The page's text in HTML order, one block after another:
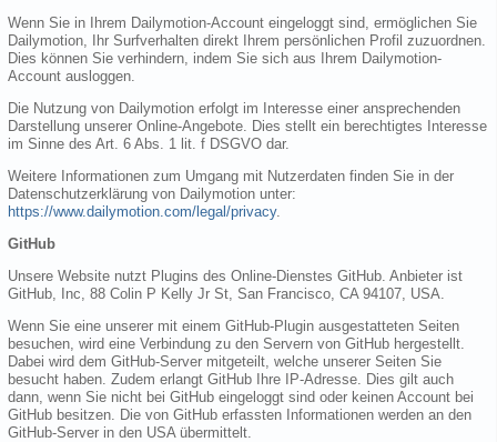
Wenn Sie in Ihrem Dailymotion-Account eingeloggt sind, ermöglichen Sie
Dailymotion, Ihr Surfverhalten direkt Ihrem persönlichen Profil zuzuordnen.
Dies können Sie verhindern, indem Sie sich aus Ihrem Dailymotion-
Account ausloggen.
Die Nutzung von Dailymotion erfolgt im Interesse einer ansprechenden
Darstellung unserer Online-Angebote. Dies stellt ein berechtigtes Interesse
im Sinne des Art. 6 Abs. 1 lit. f DSGVO dar.
Weitere Informationen zum Umgang mit Nutzerdaten finden Sie in der
Datenschutzerklärung von Dailymotion unter:
https://www.dailymotion.com/legal/privacy.
GitHub
Unsere Website nutzt Plugins des Online-Dienstes GitHub. Anbieter ist
GitHub, Inc, 88 Colin P Kelly Jr St, San Francisco, CA 94107, USA.
Wenn Sie eine unserer mit einem GitHub-Plugin ausgestatteten Seiten
besuchen, wird eine Verbindung zu den Servern von GitHub hergestellt.
Dabei wird dem GitHub-Server mitgeteilt, welche unserer Seiten Sie
besucht haben. Zudem erlangt GitHub Ihre IP-Adresse. Dies gilt auch
dann, wenn Sie nicht bei GitHub eingeloggt sind oder keinen Account bei
GitHub besitzen. Die von GitHub erfassten Informationen werden an den
GitHub-Server in den USA übermittelt.